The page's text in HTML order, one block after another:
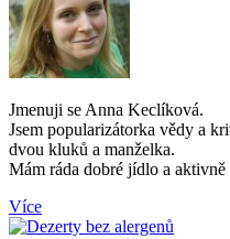
Jmenuji se Anna Keclíková.
Jsem popularizátorka vědy a
dvou kluků a manželka.
Mám ráda dobré jídlo a
Více